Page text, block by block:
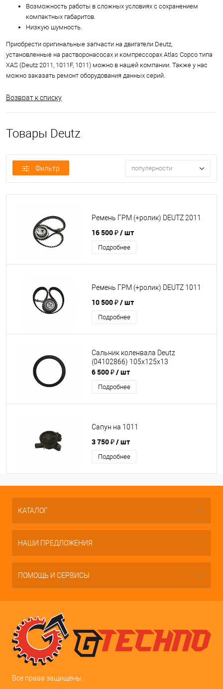
Возможность работы в сложных условиях с сохранением
компактных габаритов.
Низкую шумность.
Приобрести оригинальные запчасти на двигатели Deutz,
установленные на растворонасосах и компрессорах Atlas Copco типа
XAS (Deutz 2011, 1011F, 1011) можно в нашей компании. Также у нас
можно заказать ремонт оборудования данных серий.
Возврат к списку
Товары Deutz
Фильтр популярности
Ремень ГРМ (+ролик) DEUTZ 2011
16 500 ₽/ шт
Подробнее
Ремень ГРМ (+ролик) DEUTZ 1011
10 500 ₽/ шт
Подробнее
Сальник коленвала Deutz
(04102866) 105х125х13
6 500 ₽/ шт
Подробнее
Сапун на 1011
3 750 ₽/ шт
Подробнее
КАТАЛОГ
НАШИ ПРЕДЛОЖЕНИЯ
ПОМОЩЬ И СЕРВИСЫ
Все права защищены.